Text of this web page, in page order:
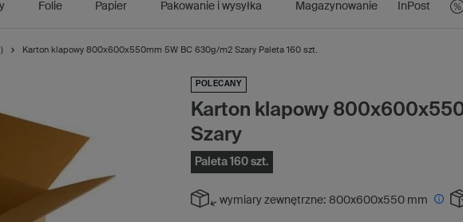
Folie Papier Pakowanie i wysyłka Magazynowanie InPost
Karton klapowy 800x600x550mm 5W BC 630g/m2 Szary Paleta 160 szt.
POLECANY
Karton klapowy
Szary
Paleta 160 szt.
wymiary zewnętrzne: 800x600x550 mm